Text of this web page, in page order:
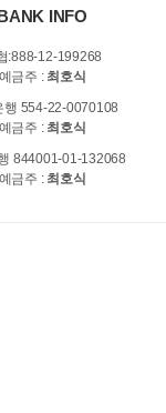
INFO
:888-12-199268
예금주 : 최호식
행 554-22-0070108
예금주 : 최호식
844001-01-132068
예금주 : 최호식